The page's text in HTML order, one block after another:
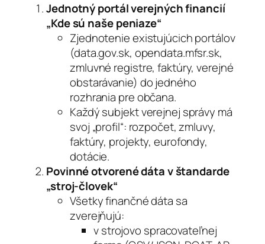
Jednotný portál verejných financií
„Kde sú naše peniaze“
Zjednotenie existujúcich portálov
(data.gov.sk, opendata.mfsr.sk,
zmluvné registre, faktúry, verejné
obstarávanie) do jedného
rozhrania pre občana.
Každý subjekt verejnej správy má
svoj „profil“: rozpočet, zmluvy,
faktúry, projekty, eurofondy,
dotácie.
Povinné otvorené dáta v štandarde
„stroj-človek“
Všetky finančné dáta sa
zverejňujú:
v strojovo spracovateľnej